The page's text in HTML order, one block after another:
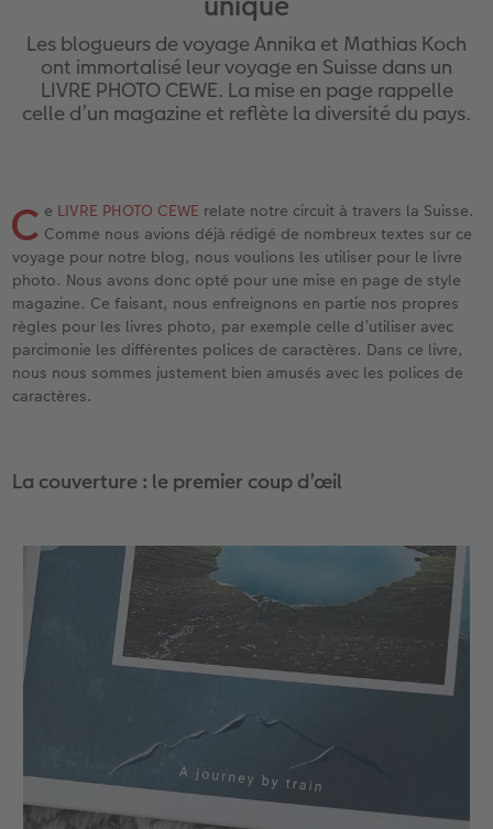
Étui personnalisé
Pochette souvenirs
LIVRE PHOTO CEWE Bébé
Premières étapes
Possibilités de commande
Exemples
Témoignages clients
Accessoires
Tirages photo sur papier recyclé
Poster premium
Lot de photos
Tirages immédiats
Photo d’identité
Accessoires
Affiche carte personnalisée
Pêle-mêle
hexxas
Photo sur alu-dibond
Photo sur bois
Tableau photo Prestige
Photo sur carton mousse
Conseils décoration murale
Autres occasions
Cartes à rabat
Cartes photo
Carte à l’unité
École et bureau
Animaux de compagnie
Tirages créatifs
Boîte cadeau photo
Idées de cadeaux
Carte cadeau CEWE
Nouveautés
Coques en silicone
Coques en polycarbonate
Coques en cuir
Coques avec cordon
Avec design
Calendriers muraux avec design
Calendrier mural A4
Calendrier mural A4 Panorama
Calendrier de bureau carré
Accessoires
Carte de vœux personnalisée
Planche de photos
Pêle-mêle
Photos d’identité biométriques
Trouvez un magasin
pour l’anniversaire
Cadeaux de fête des mères
Cadeaux pour le départ
pour les jeunes mariés
pour l’EVJF
Mariage
Livre de l’année
Concours photos
Les blogueurs de voyage Annika et Mathias Koch
ont immortalisé leur voyage en Suisse dans un
LIVRE PHOTO CEWE. La mise en page rappelle
celle d’un magazine et reflète la diversité du pays.
C e LIVRE PHOTO CEWE relate notre circuit à travers la Suisse.
Comme nous avions déjà rédigé de nombreux textes sur ce
voyage pour notre blog, nous voulions les utiliser pour le livre
photo. Nous avons donc opté pour une mise en page de style
magazine. Ce faisant, nous enfreignons en partie nos propres
règles pour les livres photo, par exemple celle d’utiliser avec
parcimonie les différentes polices de caractères. Dans ce livre,
nous nous sommes justement bien amusés avec les polices de
caractères.
La couverture : le premier coup d’œil